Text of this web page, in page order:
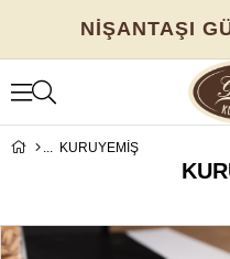
NİŞANTAŞI
KURUYEMİŞ